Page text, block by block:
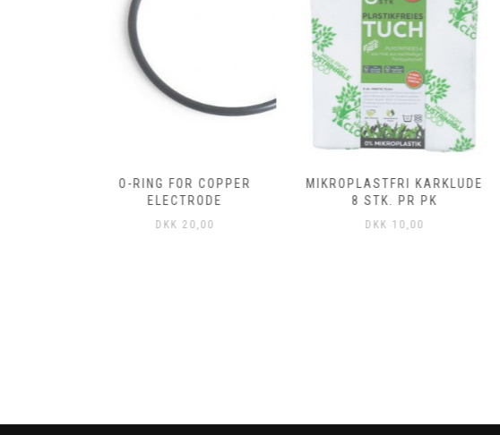
O-RING FOR COPPER
ELECTRODE
DKK20,00
MIKROPLASTFRI KARKLUDE
8 STK. PR PK
DKK10,00